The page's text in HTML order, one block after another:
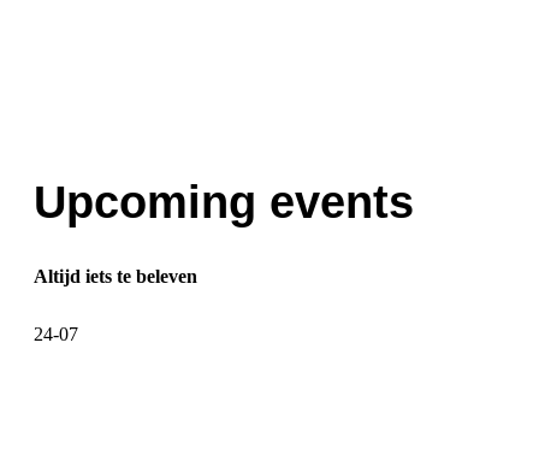
Upcoming events
Altijd iets te beleven
24-07